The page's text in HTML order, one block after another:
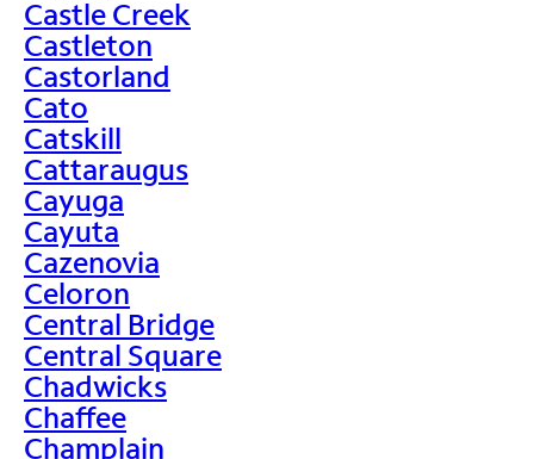
Castle Creek
Castleton
Castorland
Cato
Catskill
Cattaraugus
Cayuga
Cayuta
Cazenovia
Celoron
Central Bridge
Central Square
Chadwicks
Chaffee
Champlain